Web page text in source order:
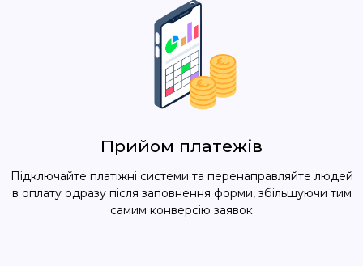
Прийом платежів
Підключайте платіжні системи та перенаправляйте людей
в оплату одразу після заповнення форми, збільшуючи тим
самим конверсію заявок